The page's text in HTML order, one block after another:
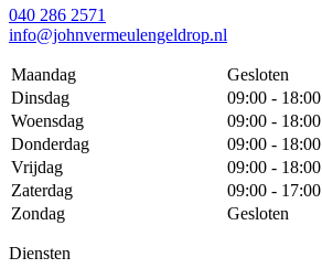
040 286 2571
info@johnvermeulengeldrop.nl
Maandag
Gesloten
Dinsdag
09:00 - 18:00
Woensdag
09:00 - 18:00
Donderdag
09:00 - 18:00
Vrijdag
09:00 - 18:00
Zaterdag
09:00 - 17:00
Zondag
Gesloten
Diensten